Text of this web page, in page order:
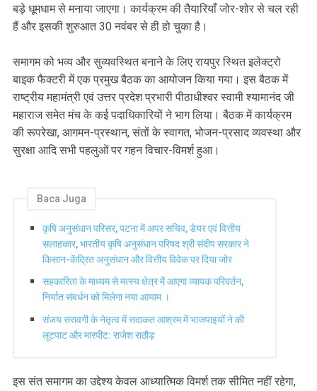
बड़े धूमधाम से मनाया जाएगा। कार्यक्रम की तैयारियाँ जोर-शोर से चल रही
हैं और इसकी शुरुआत 30 नवंबर से ही हो चुका है।
समागम को भव्य और सुव्यवस्थित बनाने के लिए रायपुर स्थित इलेक्ट्रो
बाइक फैक्टरी में एक प्रमुख बैठक का आयोजन किया गया। इस बैठक में
राष्ट्रीय महामंत्री एवं उत्तर प्रदेश प्रभारी पीठाधीश्वर स्वामी श्यामानंद जी
महाराज समेत मंच के कई पदाधिकारियों ने भाग लिया। बैठक में कार्यक्रम
की रूपरेखा, आगमन-प्रस्थान, संतों के स्वागत, भोजन-प्रसाद व्यवस्था और
सुरक्षा आदि सभी पहलुओं पर गहन विचार-विमर्श हुआ।
Baca Juga
कृषि अनुसंधान परिसर, पटना में अपर सचिव, डेयर एवं वित्तीय
सलाहकार, भारतीय कृषि अनुसंधान परिषद श्री संदीप सरकार ने
किसान-केंद्रित अनुसंधान और वित्तीय विवेक पर दिया जोर
सहकारिता के माध्यम से मत्स्य क्षेत्र में आएगा व्यापक परिवर्तन,
निर्यात संवर्धन को मिलेगा नया आयाम ।
संजय सरावगी के नेतृत्व में सदाकत आश्रम में भाजपाइयों ने की
लूटपाट और मारपीट: राजेश राठौड़
इस संत समागम का उद्देश्य केवल आध्यात्मिक विमर्श तक सीमित नहीं रहेगा,